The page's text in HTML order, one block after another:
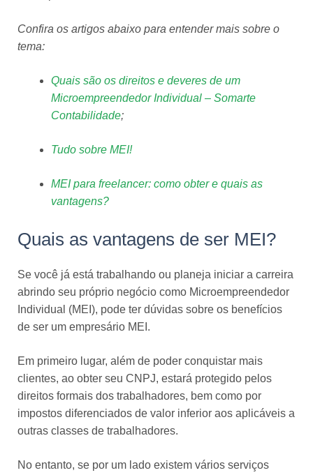
Confira os artigos abaixo para entender mais sobre o
tema:
Quais são os direitos e deveres de um
Microempreendedor Individual – Somarte
Contabilidade;
Tudo sobre MEI!
MEI para freelancer: como obter e quais as
vantagens?
Quais as vantagens de ser MEI?
Se você já está trabalhando ou planeja iniciar a carreira
abrindo seu próprio negócio como Microempreendedor
Individual (MEI), pode ter dúvidas sobre os benefícios
de ser um empresário MEI.
Em primeiro lugar, além de poder conquistar mais
clientes, ao obter seu CNPJ, estará protegido pelos
direitos formais dos trabalhadores, bem como por
impostos diferenciados de valor inferior aos aplicáveis ​​a
outras classes de trabalhadores.
No entanto, se por um lado existem vários serviços